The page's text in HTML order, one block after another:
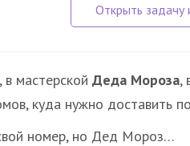
мастерской Деда Мороза,
куда нужно доставить
номер, но Дед Мороз…